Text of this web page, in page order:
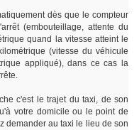
dès que le compteur
(embouteillage, attente du
quand la vitesse atteint le
(vitesse du véhicule
appliqué), dans ce cas la
c'est le trajet du taxi, de son
votre domicile ou le point de
demander au taxi le lieu de son